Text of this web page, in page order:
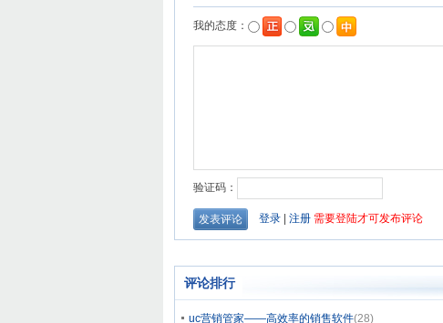
评论排行
uc营销管家——高效率的销售软件(28)